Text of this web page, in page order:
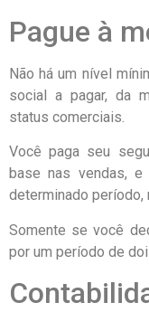
Pague à
Não há um nível
social a pagar, da
status comerciais.
Você paga seu
base nas vendas,
determinado período,
Somente se você
por um período de